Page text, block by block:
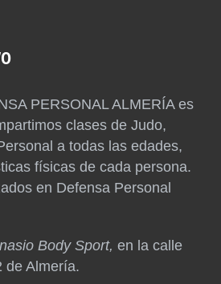
PERSONAL ALMERÍA es
clases de Judo,
a todas las edades,
físicas de cada persona.
en Defensa Personal
Body Sport, en la calle
de Almería.